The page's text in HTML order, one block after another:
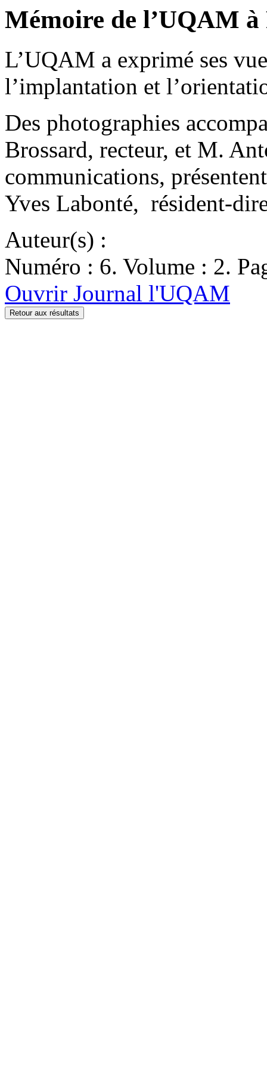
Mémoire de l’UQAM à
L’UQAM a exprimé ses
l’implantation et
Des photographies
Brossard, recteur, et M.
communications,
Yves Labonté, résident-
Auteur(s) :
Numéro : 6. Volume : 2.
Ouvrir Journal l'UQAM
Retour aux résultats